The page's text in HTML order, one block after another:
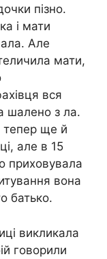
пізно.
і мати
Але
мати,
вся
шалено з ла.
тепер ще й
але в 15
приховувала
вона
батько.
викликала
говорили